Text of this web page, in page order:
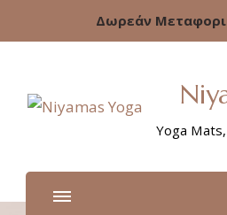
Δωρεάν
Yoga